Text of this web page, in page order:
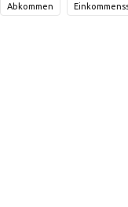
Abkommen